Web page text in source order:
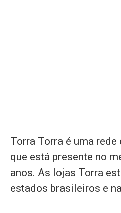
Torra Torra é uma
que está presente no
anos. As lojas Torra
estados brasileiros e